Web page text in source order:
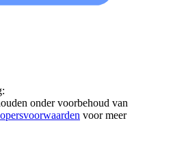
onder voorbehoud van
voor meer